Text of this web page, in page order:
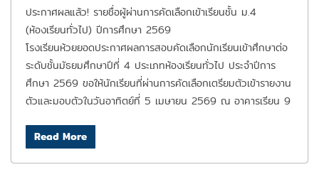
ประกาศผลแล้ว! รายชื่อผู้ผ่านการคัดเลือกเข้าเรียนชั้น ม.4
(ห้องเรียนทั่วไป) ปีการศึกษา 2569
โรงเรียนห้วยยอดประกาศผลการสอบคัดเลือกนักเรียนเข้าศึกษาต่อ
ระดับชั้นมัธยมศึกษาปีที่ 4 ประเภทห้องเรียนทั่วไป ประจำปีการ
ศึกษา 2569 ขอให้นักเรียนที่ผ่านการคัดเลือกเตรียมตัวเข้ารายงาน
ตัวและมอบตัวในวันอาทิตย์ที่ 5 เมษายน 2569 ณ อาคารเรียน 9
Read More